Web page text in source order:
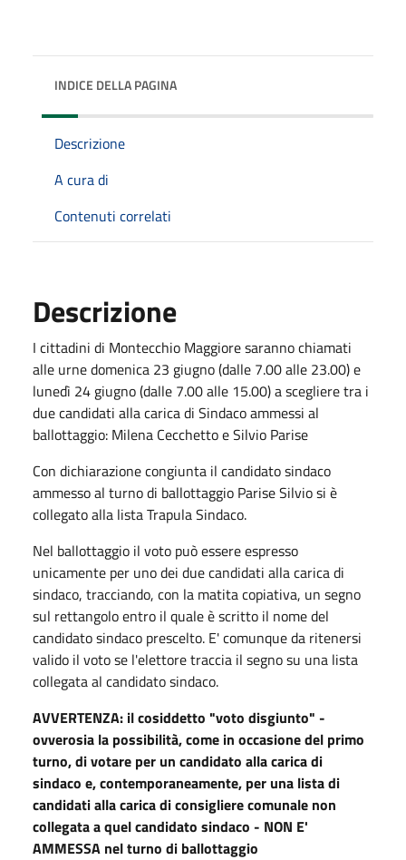
INDICE DELLA PAGINA
Descrizione
A cura di
Contenuti correlati
Descrizione
I cittadini di Montecchio Maggiore saranno chiamati
alle urne domenica 23 giugno (dalle 7.00 alle 23.00) e
lunedì 24 giugno (dalle 7.00 alle 15.00) a scegliere tra i
due candidati alla carica di Sindaco ammessi al
ballottaggio: Milena Cecchetto e Silvio Parise
Con dichiarazione congiunta il candidato sindaco
ammesso al turno di ballottaggio Parise Silvio si è
collegato alla lista Trapula Sindaco.
Nel ballottaggio il voto può essere espresso
unicamente per uno dei due candidati alla carica di
sindaco, tracciando, con la matita copiativa, un segno
sul rettangolo entro il quale è scritto il nome del
candidato sindaco prescelto. E' comunque da ritenersi
valido il voto se l'elettore traccia il segno su una lista
collegata al candidato sindaco.
AVVERTENZA: il cosiddetto "voto disgiunto" -
ovverosia la possibilità, come in occasione del primo
turno, di votare per un candidato alla carica di
sindaco e, contemporaneamente, per una lista di
candidati alla carica di consigliere comunale non
collegata a quel candidato sindaco - NON E'
AMMESSA nel turno di ballottaggio